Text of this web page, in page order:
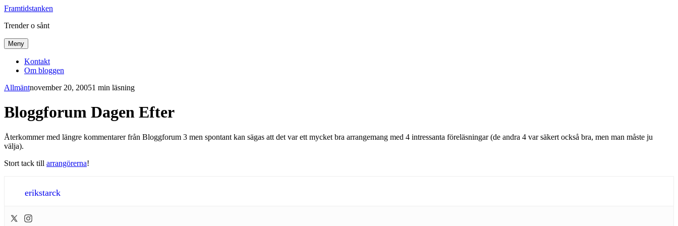
Framtidstanken
Trender o sånt
Meny
Kontakt
Om bloggen
Allmäntnovember 20, 20051 min läsning
Bloggforum Dagen Efter
Återkommer med längre kommentarer från Bloggforum 3 men spontant kan sägas att det var ett mycket bra arrangemang med 4 intressanta föreläsningar (de andra 4 var säkert också bra, men man måste ju
välja).
Stort tack till arrangörerna!
erikstarck